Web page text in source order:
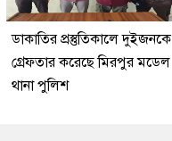
ডাকাতির প্রস্তুতিকালে দুইজনকে
গ্রেফতার করেছে মিরপুর মডেল
থানা পুলিশ